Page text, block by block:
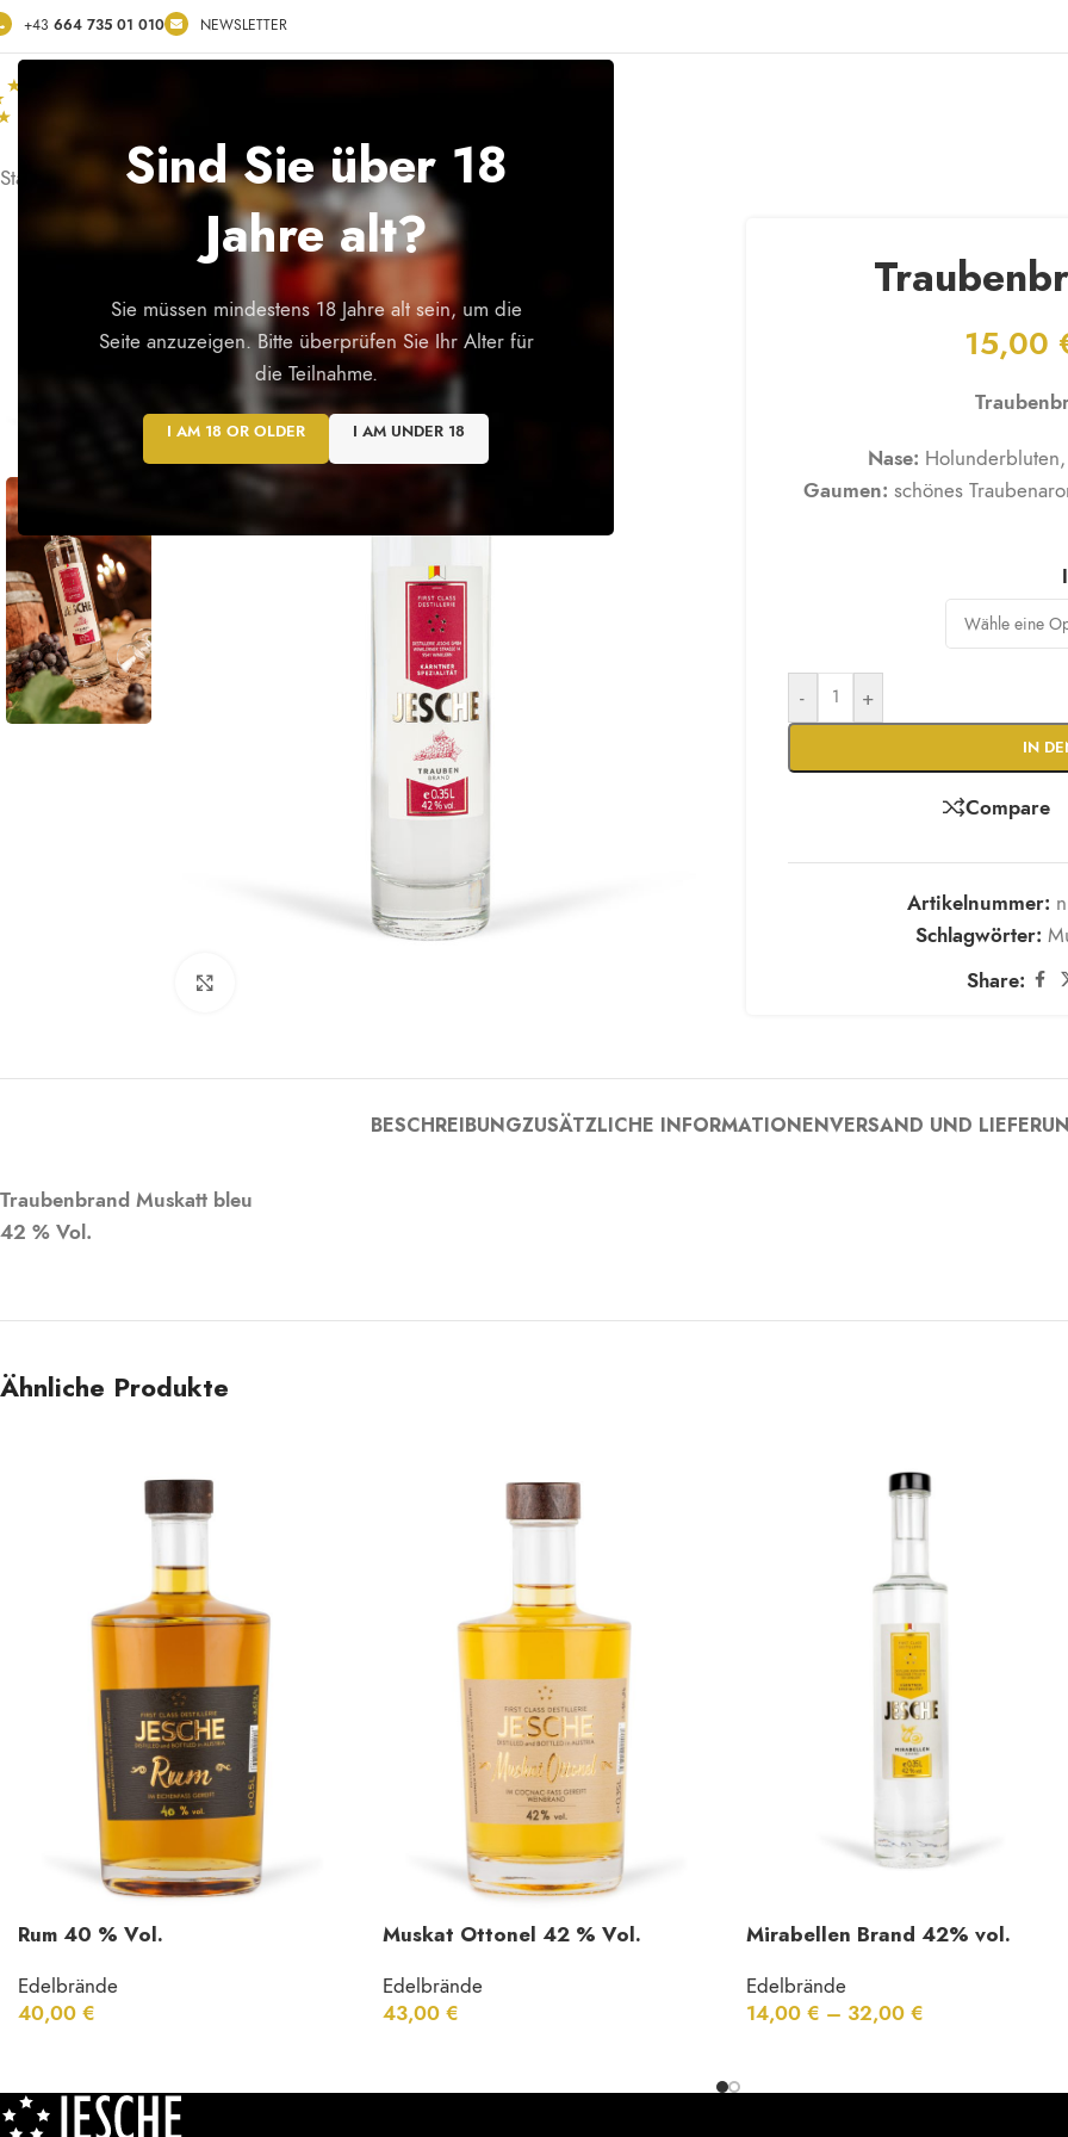
Sind Sie über 18
Jahre alt?
Sie müssen mindestens 18 Jahre alt sein, um die
Seite anzuzeigen. Bitte überprüfen Sie Ihr Alter für
die Teilnahme.
I AM 18 OR OLDER I AM UNDER 18
+43 664 735 01 010 NEWSLETTER
Startseite Edelbrände/Traubenbrand 42 % Vol
15,00
Nase:
Gaumen: schönes
- +
IN
Compare
Artikelnummer:
Schlagwörter:
Share:
BESCHREIBUNGZUSÄTZLICHE INFORMATIONENVERSAND UND
Traubenbrand Muskatt bleu
42 % Vol.
Ähnliche Produkte
Rum 40 % Vol.
Edelbrände
40,00 €
Muskat Ottonel 42 % Vol.
Edelbrände
43,00 €
Mirabellen Brand 42% vol.
Edelbrände
14,00 € – 32,00 €